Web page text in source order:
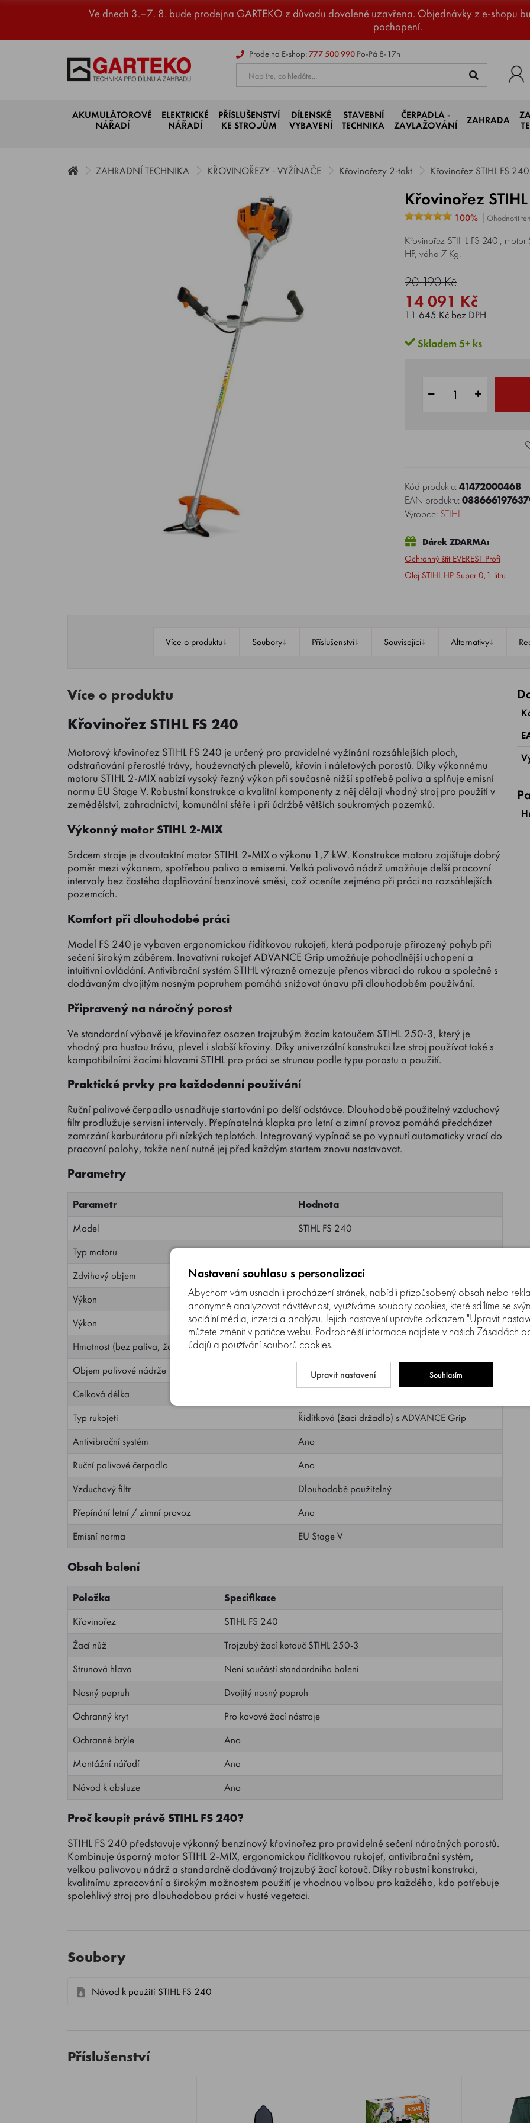
Ve dnech 3.–7. 8. bude prodejna GARTEKO z důvodu dovolené uzavřena. Objednávky z e-shopu
pochopení.
Prodejna E-shop:777 500 990 Po-Pá 8-17h
AKUMULÁTOROVÉ
NÁŘADÍ
ELEKTRICKÉ
NÁŘADÍ
PŘÍSLUŠENSTVÍ
KE STROJŮM
DÍLENSKÉ
VYBAVENÍ
STAVEBNÍ
TECHNIKA
ČERPADLA -
ZAVLAŽOVÁNÍ
ZAHRADA
ZAHRADNÍ TECHNIKA KŘOVINOŘEZY - VYŽÍNAČE Křovinořezy 2-takt Křovinořez STIHL FS
Křovinořez
100% Ohodnotit
Křovinořez STIHL FS 240 ,
HP, váha 7 Kg.
20 190 Kč
14 091 Kč
11 645 Kč bez DPH
Skladem 5+ ks
Kód produktu:41472000468
EAN produktu:
Výrobce: STIHL
Dárek ZDARMA:
Ochranný štít EVEREST Profi
Olej STIHL HP Super 0,1 litru
Více o produktu↓ Soubory↓ Příslušenství↓ Související↓ Alternativy↓
Více o produktu
Křovinořez STIHL FS 240
Motorový křovinořez STIHL FS 240 je určený pro pravidelné vyžínání rozsáhlejších ploch,
odstraňování přerostlé trávy, houževnatých plevelů, křovin i náletových porostů. Díky výkonnému
motoru STIHL 2-MIX nabízí vysoký řezný výkon při současně nižší spotřebě paliva a splňuje emisní
normu EU Stage V. Robustní konstrukce a kvalitní komponenty z něj dělají vhodný stroj pro použití v
zemědělství, zahradnictví, komunální sféře i při údržbě větších soukromých pozemků.
Výkonný motor STIHL 2-MIX
Srdcem stroje je dvoutaktní motor STIHL 2-MIX o výkonu 1,7 kW. Konstrukce motoru zajišťuje dobrý
poměr mezi výkonem, spotřebou paliva a emisemi. Velká palivová nádrž umožňuje delší pracovní
intervaly bez častého doplňování benzínové směsi, což oceníte zejména při práci na rozsáhlejších
pozemcích.
Komfort při dlouhodobé práci
Model FS 240 je vybaven ergonomickou řídítkovou rukojetí, která podporuje přirozený pohyb při
sečení širokým záběrem. Inovativní rukojeť ADVANCE Grip umožňuje pohodlnější uchopení a
intuitivní ovládání. Antivibrační systém STIHL výrazně omezuje přenos vibrací do rukou a společně s
dodávaným dvojitým nosným popruhem pomáhá snižovat únavu při dlouhodobém používání.
Připravený na náročný porost
Ve standardní výbavě je křovinořez osazen trojzubým žacím kotoučem STIHL 250-3, který je
vhodný pro hustou trávu, plevel i slabší křoviny. Díky univerzální konstrukci lze stroj používat také s
kompatibilními žacími hlavami STIHL pro práci se strunou podle typu porostu a použití.
Praktické prvky pro každodenní používání
Ruční palivové čerpadlo usnadňuje startování po delší odstávce. Dlouhodobě použitelný vzduchový
filtr prodlužuje servisní intervaly. Přepínatelná klapka pro letní a zimní provoz pomáhá předcházet
zamrzání karburátoru při nízkých teplotách. Integrovaný vypínač se po vypnutí automaticky vrací do
pracovní polohy, takže není nutné jej před každým startem znovu nastavovat.
Parametry
Parametr
Hodnota
Model
STIHL FS 240
Typ motoru
STIHL 2-MIX
Zdvihový objem
37,7 cm³
Výkon
1,7 kW
Výkon
2,3 HP
Hmotnost (bez paliva, žacího nástroje a krytu)
7,0 kg
Objem palivové nádrže
0,75 l
Celková délka
Typ rukojeti
Řídítková (žací držadlo) s ADVANCE Grip
Antivibrační systém
Ano
Ruční palivové čerpadlo
Ano
Vzduchový filtr
Dlouhodobě použitelný
Přepínání letní / zimní provoz
Ano
Emisní norma
EU Stage V
Obsah balení
Položka
Specifikace
Křovinořez
STIHL FS 240
Žací nůž
Trojzubý žací kotouč STIHL 250-3
Strunová hlava
Není součástí standardního balení
Nosný popruh
Dvojitý nosný popruh
Ochranný kryt
Pro kovové žací nástroje
Ochranné brýle
Ano
Montážní nářadí
Ano
Návod k obsluze
Ano
Proč koupit právě STIHL FS 240?
STIHL FS 240 představuje výkonný benzínový křovinořez pro pravidelné sečení náročných porostů.
Kombinuje úsporný motor STIHL 2-MIX, ergonomickou řídítkovou rukojeť, antivibrační systém,
velkou palivovou nádrž a standardně dodávaný trojzubý žací kotouč. Díky robustní konstrukci,
kvalitnímu zpracování a širokým možnostem použití je vhodnou volbou pro každého, kdo potřebuje
spolehlivý stroj pro dlouhodobou práci v husté vegetaci.
Soubory
Návod k použití STIHL FS 240
Příslušenství
Nastavení souhlasu s personalizací
Abychom vám usnadnili procházení stránek, nabídli přizpůsobený obsah nebo
anonymně analyzovat návštěvnost, využíváme soubory cookies, které sdílíme se
sociální média, inzerci a analýzu. Jejich nastavení upravíte odkazem "Upravit
můžete změnit v patičce webu. Podrobnější informace najdete v našich Zásadách
údajů a používání souborů cookies.
Upravit nastavení Souhlasím